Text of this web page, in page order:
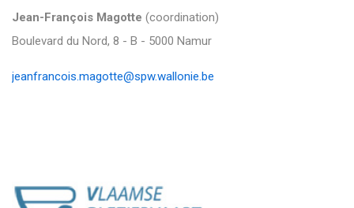
Jean-François Magotte (coordination)
Boulevard du Nord, 8 - B - 5000 Namur
jeanfrancois.magotte@spw.wallonie.be